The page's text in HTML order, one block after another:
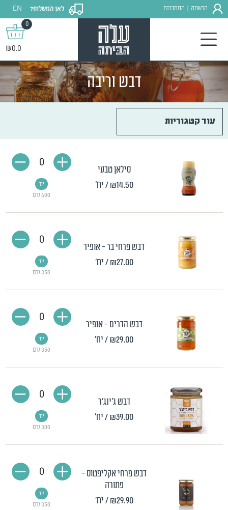
הרשמה התחברות לאן המשלוח?
EN
0
₪0.0
דבש וריבה
עוד קטגוריות
סילאן טבעי
₪14.50 / יח'
400 גרם
יח'
0
דבש פרחי בר - אופיר
₪27.00 / יח'
350 גרם
יח'
0
דבש הדרים - אופיר
₪29.00/ יח'
350 גרם
יח'
0
דבש ג'ינג'ר
₪39.00/ יח'
300 גרם
יח'
0
דבש פרחי אקליפטוס -
פתורה
₪29.90 / יח' 350 גרם
יח'
0